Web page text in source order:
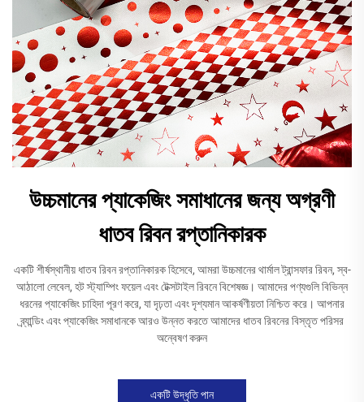
উচ্চমানের প্যাকেজিং সমাধানের জন্য অগ্রণী
ধাতব রিবন রপ্তানিকারক
একটি শীর্ষস্থানীয় ধাতব রিবন রপ্তানিকারক হিসেবে, আমরা উচ্চমানের থার্মাল ট্রান্সফার রিবন, স্ব-
আঠালো লেবেল, হট স্ট্যাম্পিং ফয়েল এবং টেক্সটাইল রিবনে বিশেষজ্ঞ। আমাদের পণ্যগুলি বিভিন্ন
ধরনের প্যাকেজিং চাহিদা পূরণ করে, যা দৃঢ়তা এবং দৃশ্যমান আকর্ষণীয়তা নিশ্চিত করে। আপনার
ব্র্যান্ডিং এবং প্যাকেজিং সমাধানকে আরও উন্নত করতে আমাদের ধাতব রিবনের বিস্তৃত পরিসর
অন্বেষণ করুন
একটি উদ্ধৃতি পান